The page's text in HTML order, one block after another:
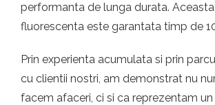
performanta de lunga durata.
fluorescenta este garantata timp de
Prin experienta acumulata si prin
cu clientii nostri, am demonstrat nu
facem afaceri, ci si ca reprezentam